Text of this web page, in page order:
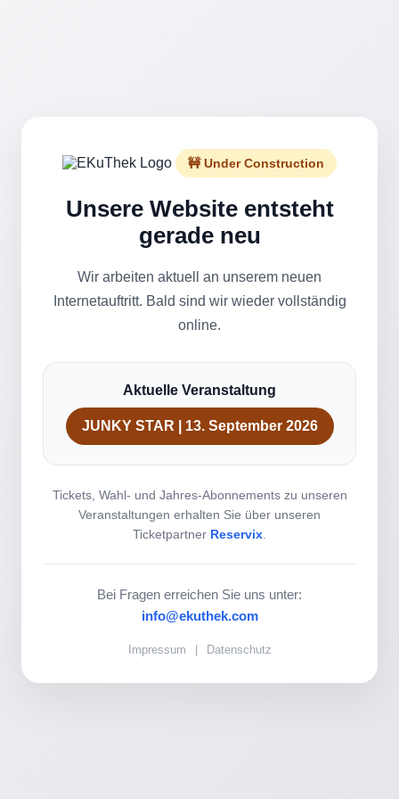
🚧 Under Construction
Unsere Website entsteht
gerade neu
Wir arbeiten aktuell an unserem neuen
Internetauftritt. Bald sind wir wieder vollständig
online.
Aktuelle Veranstaltung
JUNKY STAR | 13. September 2026
Tickets, Wahl- und Jahres-Abonnements zu unseren
Veranstaltungen erhalten Sie über unseren
Ticketpartner Reservix
Bei Fragen erreichen Sie uns unter:
info@ekuthek.com
Impressum | Datenschutz